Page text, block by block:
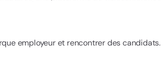
employeur et rencontrer des candidats.